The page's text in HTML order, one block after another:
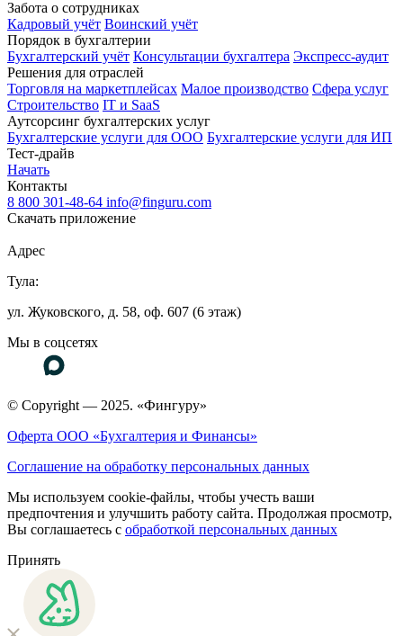
Забота о сотрудниках
Кадровый учёт Воинский учёт
Порядок в бухгалтерии
Бухгалтерский учёт Консультации бухгалтера Экспресс-аудит
Решения для отраслей
Торговля на маркетплейсах Малое производство Сфера услуг
Строительство IT и SaaS
Аутсорсинг бухгалтерских услуг
Бухгалтерские услуги для ООО Бухгалтерские услуги для ИП
Тест-драйв
Начать
Контакты
8 800 301-48-64 info@finguru.com
Скачать приложение
Адрес
Тула:
ул. Жуковского, д. 58, оф. 607 (6 этаж)
Мы в соцсетях
© Copyright — 2025. «Фингуру»
Оферта ООО «Бухгалтерия и Финансы»
Соглашение на обработку персональных данных
Мы используем cookie-файлы, чтобы учесть ваши
предпочтения и улучшить работу сайта. Продолжая просмотр,
Вы соглашаетесь с обработкой персональных данных
Принять